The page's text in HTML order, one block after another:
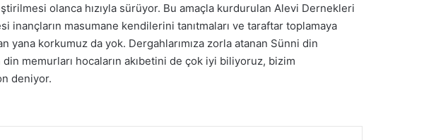
olanca hızıyla sürüyor. Bu amaçla kurdurulan Alevi Dernekleri
masumane kendilerini tanıtmaları ve taraftar toplamaya
korkumuz da yok. Dergahlarımıza zorla atanan Sünni din
memurları hocaların akıbetini de çok iyi biliyoruz, bizim
deniyor.